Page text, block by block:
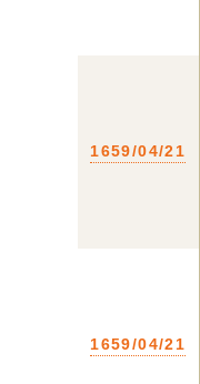
1659/04/21
1659/04/21